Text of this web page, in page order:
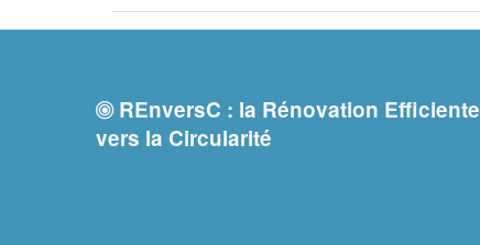
REnversC : la Rénovation Efficiente
vers la Circularité